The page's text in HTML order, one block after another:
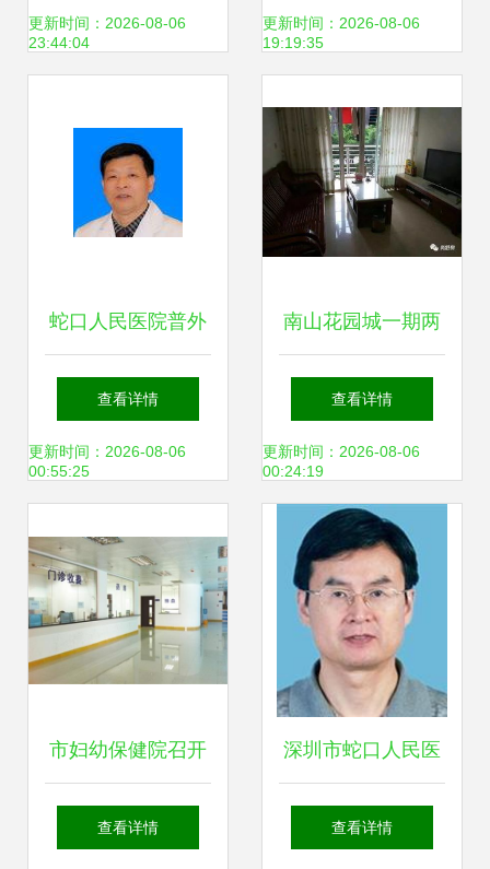
沧、崂山同步推
来新篇章
更新时间：2026-08-06
23:44:04
质办公室，灵活注
更新时间：2026-08-06
19:19:35
蛇口人民医院普外
科门诊专家实力解
析
查看详情
更新时间：2026-08-06
00:55:25
南山花园城一期两
房 总价515万，为
何蛇口老小区的“双
房”备受欢迎？
查看详情
更新时间：2026-08-06
00:24:19
市妇幼保健院召开
动员大会 全面启动
查看详情
深圳市蛇口人民医
院 守护居民健康的
查看详情